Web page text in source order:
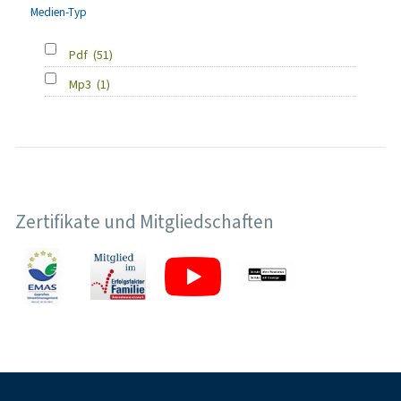
Medien-Typ
Pdf (51)
Mp3 (1)
Zertifikate und Mitgliedschaften